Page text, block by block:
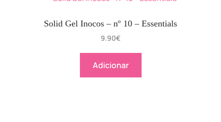
Solid Gel Inocos – nº 10 – Essentials
9.90€
Adicionar